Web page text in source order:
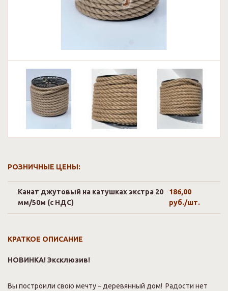
РОЗНИЧНЫЕ ЦЕНЫ:
Канат джутовый на катушках экстра 20
мм/50м (с НДС)
186,00
руб./шт.
КРАТКОЕ ОПИСАНИЕ
НОВИНКА! Эксклюзив!
Вы построили свою мечту – деревянный дом! Радости нет